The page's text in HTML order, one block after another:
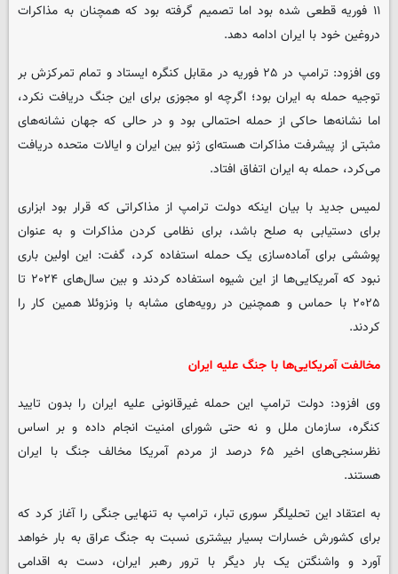
۱۱ فوریه قطعی شده بود اما تصمیم گرفته بود که همچنان به مذاکرات
دروغین خود با ایران ادامه دهد.
وی افزود: ترامپ در ۲۵ فوریه در مقابل کنگره ایستاد و تمام تمرکزش بر
توجیه حمله به ایران بود؛ اگرچه او مجوزی برای این جنگ دریافت نکرد،
اما نشانه‌ها حاکی از حمله احتمالی بود و در حالی که جهان نشانه‌های
مثبتی از پیشرفت مذاکرات هسته‌ای ژنو بین ایران و ایالات متحده دریافت
می‌کرد، حمله به ایران اتفاق افتاد.
لمیس جدید با بیان اینکه دولت ترامپ از مذاکراتی که قرار بود ابزاری
برای دستیابی به صلح باشد، برای نظامی کردن مذاکرات و به عنوان
پوششی برای آماده‌سازی یک حمله استفاده کرد، گفت: این اولین باری
نبود که آمریکایی‌ها از این شیوه استفاده کردند و بین سال‌های ۲۰۲۴ تا
۲۰۲۵ با حماس و همچنین در رویه‌های مشابه با ونزوئلا همین کار را
کردند.
مخالفت آمریکایی‌ها با جنگ علیه ایران
وی افزود: دولت ترامپ این حمله غیرقانونی علیه ایران را بدون تایید
کنگره، سازمان ملل و نه حتی شورای امنیت انجام داده و بر اساس
نظرسنجی‌های اخیر ۶۵ درصد از مردم آمریکا مخالف جنگ با ایران
هستند.
به اعتقاد این تحلیلگر سوری تبار، ترامپ به تنهایی جنگی را آغاز کرد که
برای کشورش خسارات بسیار بیشتری نسبت به جنگ عراق به بار خواهد
آورد و واشنگتن یک بار دیگر با ترور رهبر ایران، دست به اقدامی